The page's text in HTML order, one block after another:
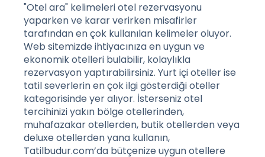
"Otel ara" kelimeleri otel rezervasyonu
yaparken ve karar verirken misafirler
tarafından en çok kullanılan kelimeler oluyor.
Web sitemizde ihtiyacınıza en uygun ve
ekonomik otelleri bulabilir, kolaylıkla
rezervasyon yaptırabilirsiniz. Yurt içi oteller ise
tatil severlerin en çok ilgi gösterdiği oteller
kategorisinde yer alıyor. İsterseniz otel
tercihinizi yakın bölge otellerinden,
muhafazakar otellerden, butik otellerden veya
deluxe otellerden yana kullanın,
Tatilbudur.com’da bütçenize uygun otellere